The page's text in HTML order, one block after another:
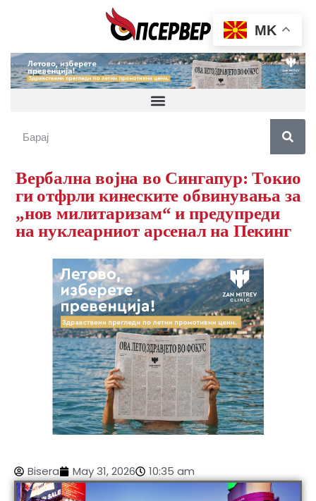
Вербална војна во Сингапур: Токио
ги отфрли кинеските обвинувања за
„нов милитаризам“ и предупреди
на нуклеарниот арсенал на Пекинг
Bisera May 31, 2026 10:35 am
MK